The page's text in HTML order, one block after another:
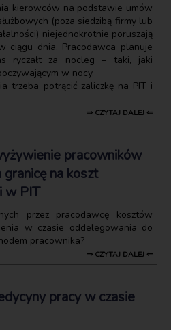
kierowców na podstawie umów
(poza siedzibą firmy lub
niejednokrotnie poruszają
ciągu dnia. Pracodawca planuje
ryczałt za nocleg – taki, jaki
w nocy.
trzeba potrącić zaliczkę na PIT i
⇒ CZYTAJ DALEJ ⇐
pracowników
na koszt
w PIT
przez pracodawcę kosztów
w czasie oddelegowania do
pracownika?
⇒ CZYTAJ DALEJ ⇐
pracy w czasie